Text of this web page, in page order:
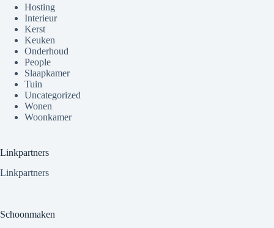
Hosting
Interieur
Kerst
Keuken
Onderhoud
People
Slaapkamer
Tuin
Uncategorized
Wonen
Woonkamer
Linkpartners
Linkpartners
Schoonmaken